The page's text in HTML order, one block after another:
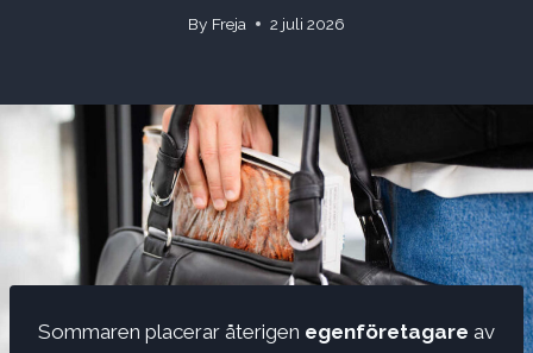
By Freja 2 juli 2026
Sommaren placerar återigen egenföretagare av